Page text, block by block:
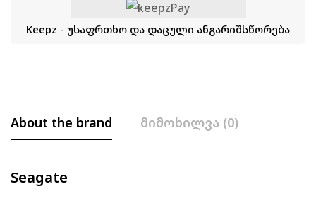
Keepz - უსაფრთხო და დაცული ანგარიშსწორება
About the brand მიმოხილვა (0)
Seagate